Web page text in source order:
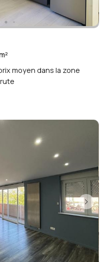
moyen dans la zone